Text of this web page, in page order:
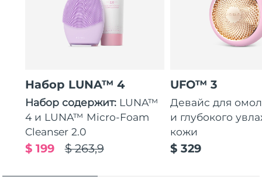
Набор LUNA™ 4
Набор содержит: LUNA™
4 и LUNA™ Micro-Foam
Cleanser 2.0
$ 263,9
$ 199
UFO™ 3
Девайс для
и глубокого
кожи
$ 329